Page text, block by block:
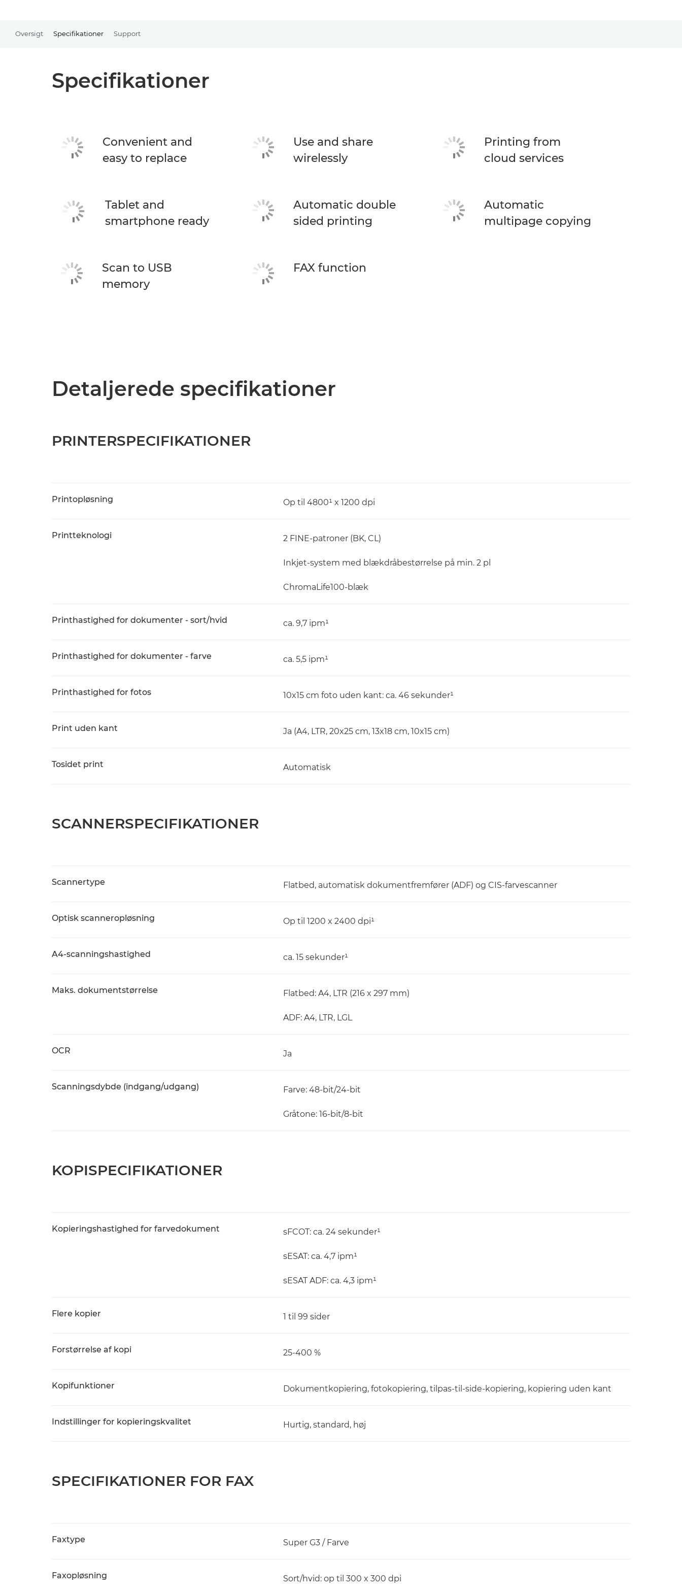
Oversigt Specifikationer Support
Specifikationer
Convenient and
easy to replace
Use and share
wirelessly
Printing from
cloud services
Tablet and
smartphone ready
Automatic double
sided printing
Automatic
multipage copying
Scan to USB
memory
FAX function
Detaljerede specifikationer
PRINTERSPECIFIKATIONER
Printopløsning Op til 4800¹ x 1200 dpi
Printteknologi 2 FINE-patroner (BK, CL)
Inkjet-system med blækdråbestørrelse på min. 2 pl
ChromaLife100-blæk
Printhastighed for dokumenter - sort/hvid ca. 9,7 ipm¹
Printhastighed for dokumenter - farve ca. 5,5 ipm¹
Printhastighed for fotos 10x15 cm foto uden kant: ca. 46 sekunder¹
Print uden kant Ja (A4, LTR, 20x25 cm, 13x18 cm, 10x15 cm)
Tosidet print Automatisk
SCANNERSPECIFIKATIONER
Scannertype Flatbed, automatisk dokumentfremfører (ADF) og CIS-farvescanner
Optisk scanneropløsning Op til 1200 x 2400 dpi¹
A4-scanningshastighed ca. 15 sekunder¹
Maks. dokumentstørrelse Flatbed: A4, LTR (216 x 297 mm)
ADF: A4, LTR, LGL
OCR Ja
Scanningsdybde (indgang/udgang) Farve: 48-bit/24-bit
Gråtone: 16-bit/8-bit
KOPISPECIFIKATIONER
Kopieringshastighed for farvedokument sFCOT: ca. 24 sekunder¹
sESAT: ca. 4,7 ipm¹
sESAT ADF: ca. 4,3 ipm¹
Flere kopier 1 til 99 sider
Forstørrelse af kopi 25-400 %
Kopifunktioner Dokumentkopiering, fotokopiering, tilpas-til-side-kopiering, kopiering uden kant
Indstillinger for kopieringskvalitet Hurtig, standard, høj
SPECIFIKATIONER FOR FAX
Faxtype Super G3 / Farve
Faxopløsning Sort/hvid: op til 300 x 300 dpi